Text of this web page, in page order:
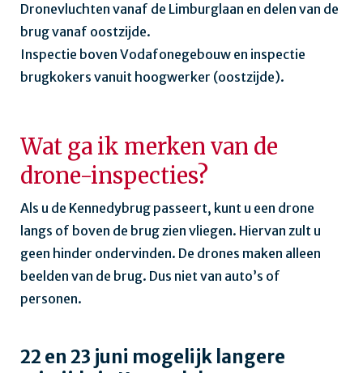
Dronevluchten vanaf de Limburglaan en delen van de
brug vanaf oostzijde.
Inspectie boven Vodafonegebouw en inspectie
brugkokers vanuit hoogwerker (oostzijde).
Wat ga ik merken van de
drone-inspecties?
Als u de Kennedybrug passeert, kunt u een drone
langs of boven de brug zien vliegen. Hiervan zult u
geen hinder ondervinden. De drones maken alleen
beelden van de brug. Dus niet van auto’s of
personen.
22 en 23 juni mogelijk langere